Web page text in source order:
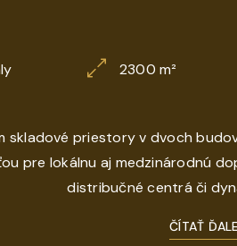
2300 m²
skladové priestory v dvoch
pre lokálnu aj medzinárodnú
distribučné centrá či
ČÍTAŤ